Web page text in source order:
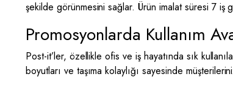
şekilde görünmesini sağlar. Ürün imalat süresi 7
Promosyonlarda Kullanım
Post-it’ler, özellikle ofis ve iş hayatında sık
boyutları ve taşıma kolaylığı sayesinde